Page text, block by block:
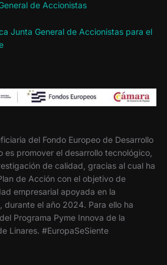
de Accionistas
Junta General de Accionistas para el
del Fondo Europeo de Desarrollo
es promover el desarrollo tecnológico,
de calidad, gracias al cual ha
de Acción con el objetivo de
empresarial apoyada en la
durante el año 2024. Para ello ha
Programa Pyme Innova de la
Linares. #EuropaSeSiente